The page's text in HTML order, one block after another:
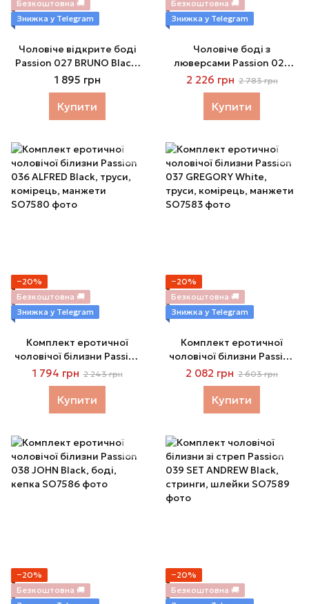
Безкоштовна 🚚
Знижка у Telegram
Чоловіче відкрите боді
Passion 027 BRUNO Black,
під латекс, на шлейках
1 895 грн
Купити
Безкоштовна 🚚
Знижка у Telegram
Чоловіче боді з
люверсами Passion 028
HARRY Black, екошкіра, на
шлейках
2 226 грн 2 783 грн
Купити
−20%
Безкоштовна 🚚
Знижка у Telegram
Комплект еротичної
чоловічої білизни Passion
036 ALFRED Black, труси,
комірець, манжети
1 794 грн 2 243 грн
Купити
−20%
Безкоштовна 🚚
Знижка у Telegram
Комплект еротичної
чоловічої білизни Passion
037 GREGORY White,
труси, комірець, манжети
2 082 грн 2 603 грн
Купити
−20%
Безкоштовна 🚚
−20%
Безкоштовна 🚚